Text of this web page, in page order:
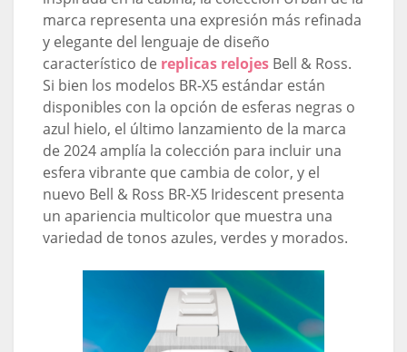
marca representa una expresión más refinada
y elegante del lenguaje de diseño
característico de replicas relojesBell & Ross.
Si bien los modelos BR-X5 estándar están
disponibles con la opción de esferas negras o
azul hielo, el último lanzamiento de la marca
de 2024 amplía la colección para incluir una
esfera vibrante que cambia de color, y el
nuevo Bell & Ross BR-X5 Iridescent presenta
un apariencia multicolor que muestra una
variedad de tonos azules, verdes y morados.